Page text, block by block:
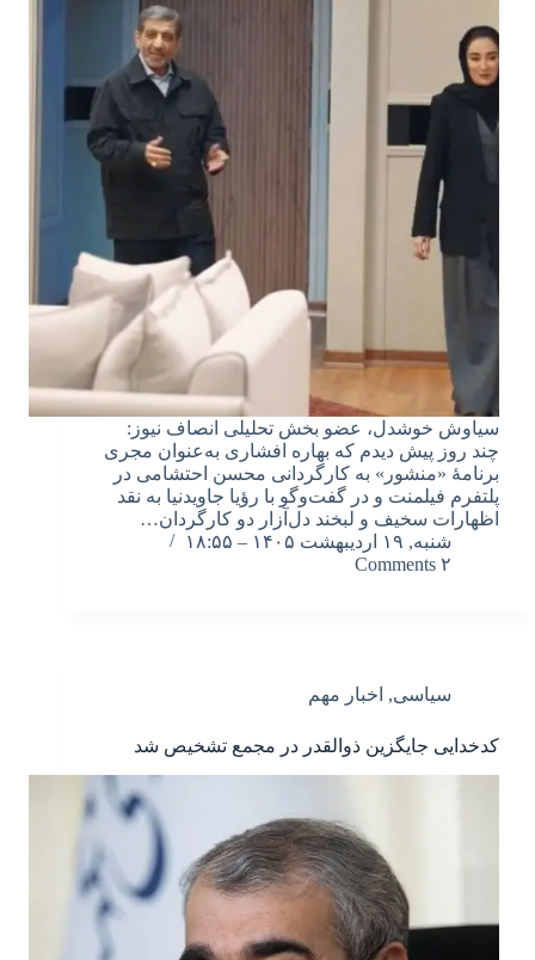
سیاوش خوشدل، عضو بخش تحلیلی انصاف نیوز:
چند روز پیش دیدم که بهاره افشاری به‌عنوان مجری
برنامهٔ «منشور» به کارگردانی محسن احتشامی در
پلتفرم فیلمنت و در گفت‌وگو با رؤیا جاویدنیا به نقد
اظهارات سخیف و لبخند دل‌آزار دو کارگردان…
شنبه, ۱۹ اردیبهشت ۱۴۰۵ – ۱۸:۵۵
۲ Comments
سیاسی, اخبار مهم
کدخدایی جایگزین ذوالقدر در مجمع تشخیص شد